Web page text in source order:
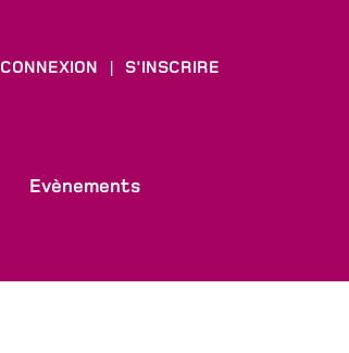
CONNEXION S'INSCRIRE
Evènements